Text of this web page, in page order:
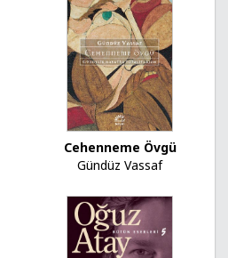
Cehenneme Övgü
Gündüz Vassaf